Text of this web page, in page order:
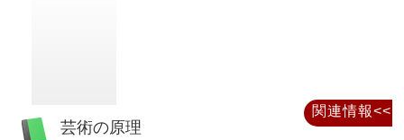
芸術の原理
関連情報<<